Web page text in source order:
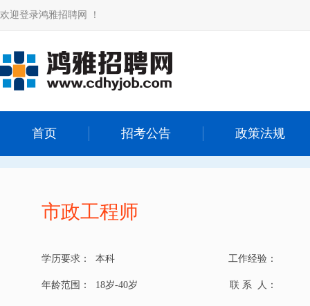
欢迎登录鸿雅招聘网 ！
首页 招考公告 政策法规
市政工程师
学历要求： 本科 工作经验：
年龄范围： 18岁-40岁 联 系 人：